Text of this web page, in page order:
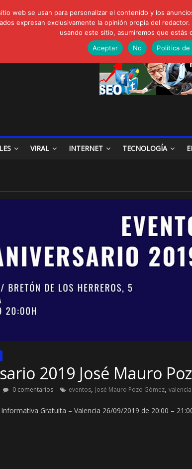
estrena Agua de Sal
Radio, Cómo una radio sin fines comerciales
Su importancia en las redes sociales
Tu Huella Digital en las Redes Sociales
VIRAL INTERNET TECNOLOGÍA
2019 José Mauro
0 comentarios eventos, José Mauro Pozo Gómez, valencia
Gratuita – Valencia 26/09/2019 de 20:00 –
web se usan para personalizar el contenido y los
expresan exclusivamente la opinión propia del
usando este sitio, asumiremos que estás
Aceptar
No Política de